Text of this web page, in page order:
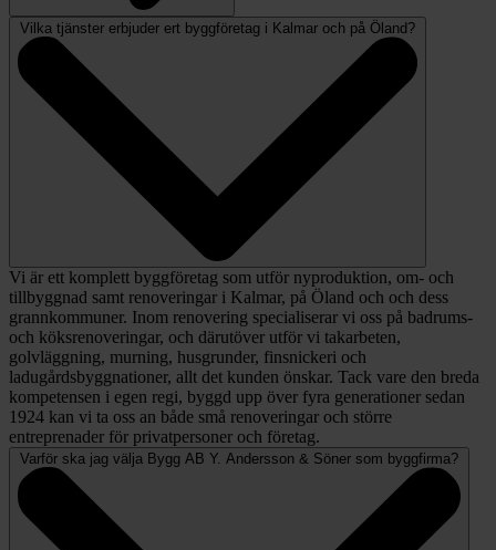
Vilka tjänster erbjuder ert byggföretag i Kalmar och på Öland?
Vi är ett komplett byggföretag som utför nyproduktion, om- och
tillbyggnad samt renoveringar i Kalmar, på Öland och och dess
grannkommuner. Inom renovering specialiserar vi oss på badrums-
och köksrenoveringar, och därutöver utför vi takarbeten,
golvläggning, murning, husgrunder, finsnickeri och
ladugårdsbyggnationer, allt det kunden önskar. Tack vare den breda
kompetensen i egen regi, byggd upp över fyra generationer sedan
1924 kan vi ta oss an både små renoveringar och större
entreprenader för privatpersoner och företag.
Varför ska jag välja Bygg AB Y. Andersson & Söner som byggfirma?